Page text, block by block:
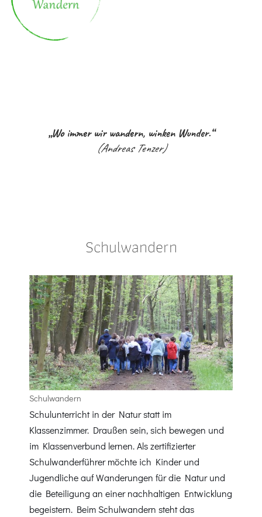
„Wo immer wir wandern, winken Wunder.“
(Andreas Tenzer)
Schulwandern
Schulwandern
Schulunterricht in der Natur statt im
Klassenzimmer. Draußen sein, sich bewegen und
im Klassenverbund lernen. Als zertifizierter
Schulwanderführer möchte ich Kinder und
Jugendliche auf Wanderungen für die Natur und
die Beteiligung an einer nachhaltigen Entwicklung
begeistern. Beim Schulwandern steht das